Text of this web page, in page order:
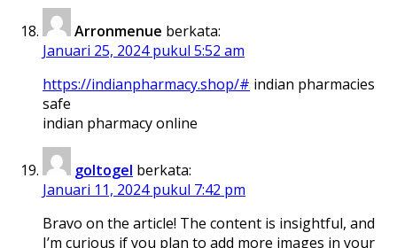
Arronmenue berkata:
Januari 25, 2024 pukul 5:52 am
https://indianpharmacy.shop/# indian pharmacies
safe
indian pharmacy online
goltogel berkata:
Januari 11, 2024 pukul 7:42 pm
Bravo on the article! The content is insightful, and
I’m curious if you plan to add more images in your